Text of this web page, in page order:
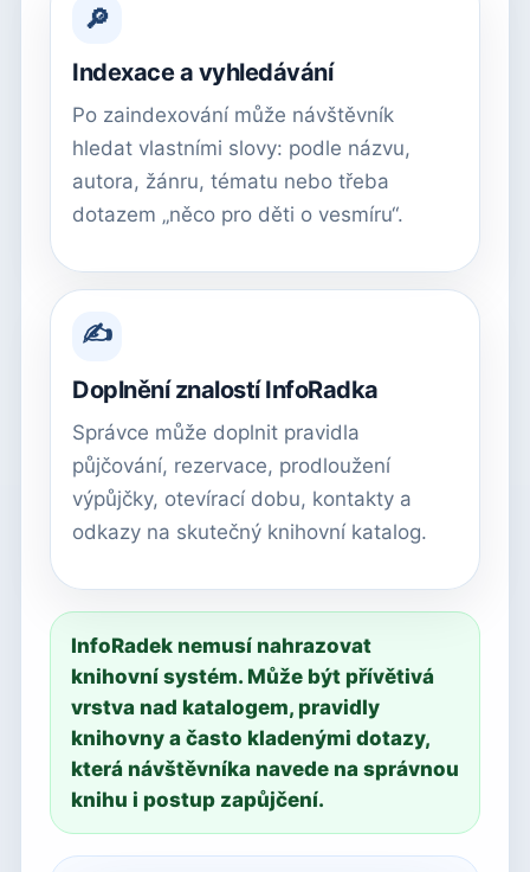
🔎
Indexace a vyhledávání
Po zaindexování může návštěvník
hledat vlastními slovy: podle názvu,
autora, žánru, tématu nebo třeba
dotazem „něco pro děti o vesmíru“.
✍
Doplnění znalostí InfoRadka
Správce může doplnit pravidla
půjčování, rezervace, prodloužení
výpůjčky, otevírací dobu, kontakty a
odkazy na skutečný knihovní katalog.
InfoRadek nemusí nahrazovat
knihovní systém. Může být přívětivá
vrstva nad katalogem, pravidly
knihovny a často kladenými dotazy,
která návštěvníka navede na správnou
knihu i postup zapůjčení.